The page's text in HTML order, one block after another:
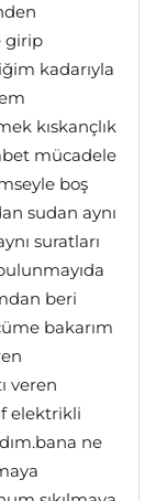
girip
kadarıyla
kıskançlık
mücadele
boş
sudan aynı
suratları
beri
bakarım
veren
elektrikli
ne